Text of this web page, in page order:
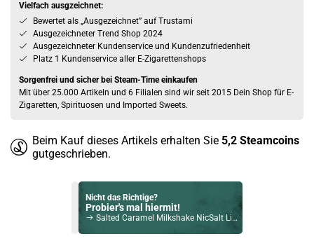
Vielfach ausgzeichnet:
Bewertet als „Ausgezeichnet” auf Trustami
Ausgezeichneter Trend Shop 2024
Ausgezeichneter Kundenservice und Kundenzufriedenheit
Platz 1 Kundenservice aller E-Zigarettenshops
Sorgenfrei und sicher bei Steam-Time einkaufen
Mit über 25.000 Artikeln und 6 Filialen sind wir seit 2015 Dein Shop für E-
Zigaretten, Spirituosen und Imported Sweets.
Beim Kauf dieses Artikels erhalten Sie 5,2 Steamcoins
gutgeschrieben.
Nicht das Richtige?
Probier's mal hiermit!
Salted Caramel Milkshake NicSalt Liquid by Holy Cow 10ml / 20mg